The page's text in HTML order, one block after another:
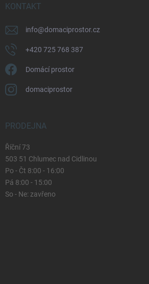
KONTAKT
info@domaciprostor.cz
+420 725 768 387
Domácí prostor
domaciprostor
PRODEJNA
Říční 73
503 51 Chlumec nad Cidlinou
Po - Čt 8:00 - 16:00
Pá 8:00 - 15:00
So - Ne: zavřeno